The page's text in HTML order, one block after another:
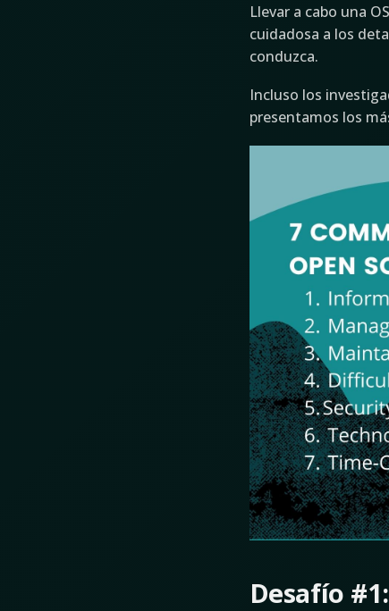
Llevar a cabo una
cuidadosa a los
conduzca.
Incluso los
presentamos los
Desafío